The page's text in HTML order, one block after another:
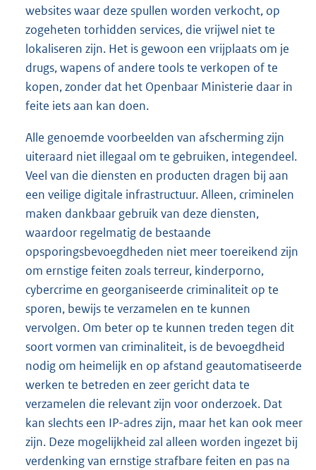
websites waar deze spullen worden verkocht, op
zogeheten torhidden services, die vrijwel niet te
lokaliseren zijn. Het is gewoon een vrijplaats om je
drugs, wapens of andere tools te verkopen of te
kopen, zonder dat het Openbaar Ministerie daar in
feite iets aan kan doen.
Alle genoemde voorbeelden van afscherming zijn
uiteraard niet illegaal om te gebruiken, integendeel.
Veel van die diensten en producten dragen bij aan
een veilige digitale infrastructuur. Alleen, criminelen
maken dankbaar gebruik van deze diensten,
waardoor regelmatig de bestaande
opsporingsbevoegdheden niet meer toereikend zijn
om ernstige feiten zoals terreur, kinderporno,
cybercrime en georganiseerde criminaliteit op te
sporen, bewijs te verzamelen en te kunnen
vervolgen. Om beter op te kunnen treden tegen dit
soort vormen van criminaliteit, is de bevoegdheid
nodig om heimelijk en op afstand geautomatiseerde
werken te betreden en zeer gericht data te
verzamelen die relevant zijn voor onderzoek. Dat
kan slechts een IP-adres zijn, maar het kan ook meer
zijn. Deze mogelijkheid zal alleen worden ingezet bij
verdenking van ernstige strafbare feiten en pas na